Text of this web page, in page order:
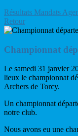
Résultats Mandats
Retour
Championnat
Le samedi 31 janvier
lieux le championnat
Archers de Torcy.
Un championnat
notre club.
Nous avons eu une